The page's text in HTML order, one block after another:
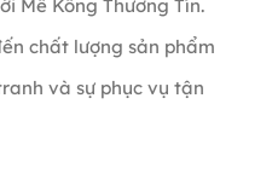
Mê Kông Thương Tín.
chất lượng sản phẩm
và sự phục vụ tận